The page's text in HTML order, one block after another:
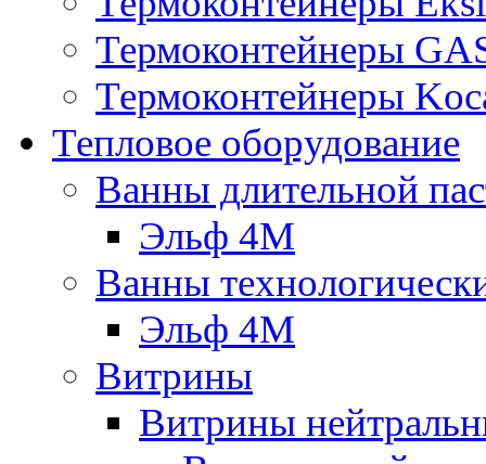
Термоконтейнеры
Термоконтейнеры
Тепловое оборудование
Ванны длительной
Эльф 4М
Ванны
Эльф 4М
Витрины
Витрины